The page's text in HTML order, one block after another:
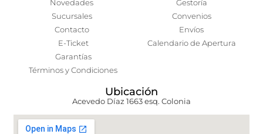
Novedades
Sucursales
Contacto
E-Ticket
Garantías
Términos y Condiciones
Gestoría
Convenios
Envíos
Calendario de Apertura
Ubicación
Acevedo Díaz 1663 esq. Colonia